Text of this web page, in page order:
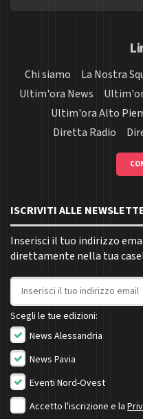
Chi siamo La Nostra
Ultim'ora News
Ultim'ora Alto
Diretta Radio
ISCRIVITI ALLE
Inserisci il tuo indirizzo
direttamente nella tua
Indirizzo email
Scegli le tue edizioni:
News Alessandria
News Pavia
Eventi Nord-Ovest
Accetto l'iscrizione e la